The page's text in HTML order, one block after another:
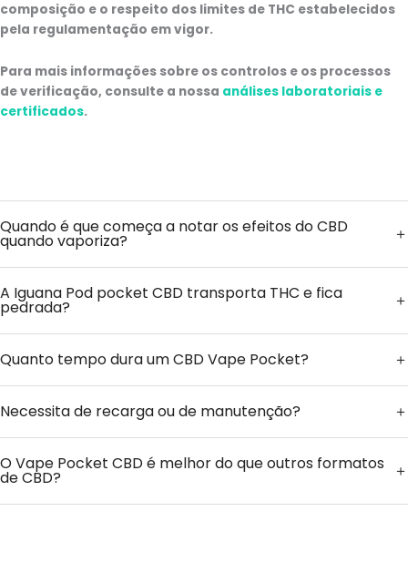
composição e o respeito dos limites de THC estabelecidos
pela regulamentação em vigor.
Para mais informações sobre os controlos e os processos
de verificação, consulte a nossa análises laboratoriais e
certificados.
Quando é que começa a notar os efeitos do CBD
quando vaporiza?
A Iguana Pod pocket CBD transporta THC e fica
pedrada?
Quanto tempo dura um CBD Vape Pocket?
Necessita de recarga ou de manutenção?
O Vape Pocket CBD é melhor do que outros formatos
de CBD?